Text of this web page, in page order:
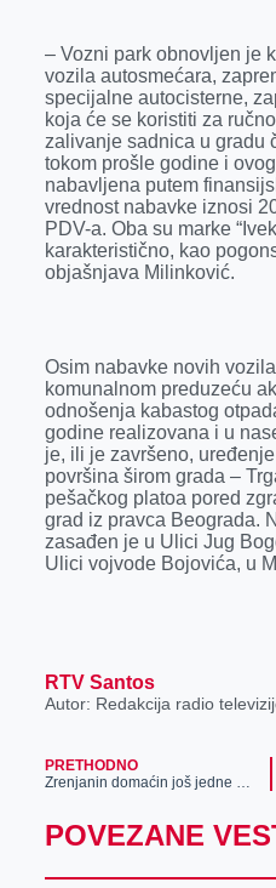
– Vozni park obnovljen je
vozila autosmećara,
specijalne autocisterne,
koja će se koristiti za
zalivanje sadnica u gradu
tokom prošle godine i
nabavljena putem
vrednost nabavke iznosi
PDV-a. Oba su marke
karakteristično, kao
objašnjava Milinković.
Osim nabavke novih
komunalnom preduzeću
odnošenja kabastog
godine realizovana i u
je, ili je završeno,
površina širom grada –
pešačkog platoa pored
grad iz pravca Beograda.
zasađen je u Ulici Jug
Ulici vojvode Bojovića, u
RTV Santos
Autor: Redakcija radio
PRETHODNO
Zrenjanin domaćin još jedne manifestacije koja okuplja veliki broj učesnika – Plesnog Festivala “Dance fusion“
POVEZANE